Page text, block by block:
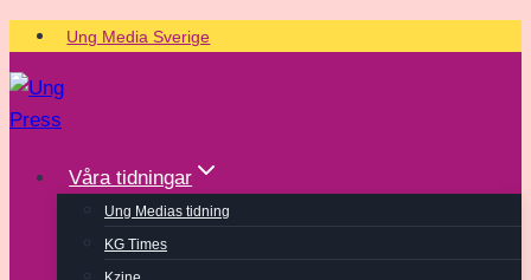
Skip
to
content
Ung Media Sverige
Våra tidningar
Ung Medias tidning
KG Times